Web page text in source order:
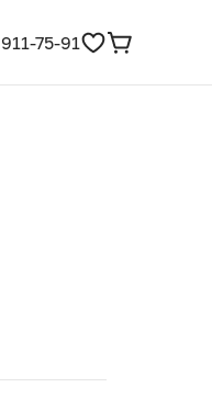
75-91